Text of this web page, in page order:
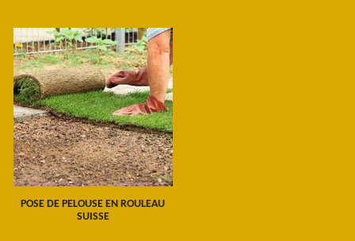
POSE DE PELOUSE EN ROULEAU
SUISSE